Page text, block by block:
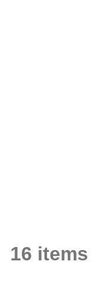
16 items